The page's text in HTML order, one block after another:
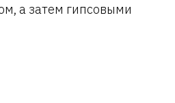
а затем гипсовыми